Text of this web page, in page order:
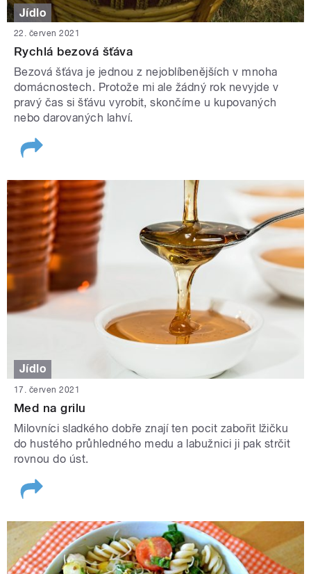
Jídlo
22. červen 2021
Rychlá bezová šťáva
Bezová šťáva je jednou z nejoblíbenějších v mnoha
domácnostech. Protože mi ale žádný rok nevyjde v
pravý čas si šťávu vyrobit, skončíme u kupovaných
nebo darovaných lahví.
Jídlo
17. červen 2021
Med na grilu
Milovníci sladkého dobře znají ten pocit zabořit lžičku
do hustého průhledného medu a labužnici ji pak strčit
rovnou do úst.